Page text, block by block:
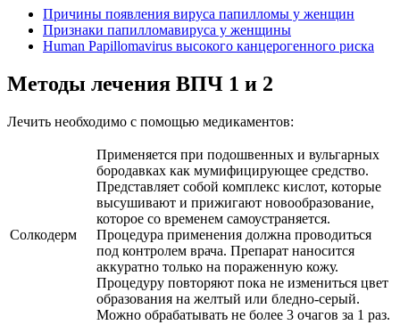
Причины появления вируса папилломы у женщин
Признаки папилломавируса у женщины
Human Papillomavirus высокого канцерогенного риска
Методы лечения ВПЧ 1 и 2
Лечить необходимо с помощью медикаментов:
Солкодерм
Применяется при подошвенных и вульгарных
бородавках как мумифицирующее средство.
Представляет собой комплекс кислот, которые
высушивают и прижигают новообразование,
которое со временем самоустраняется.
Процедура применения должна проводиться
под контролем врача. Препарат наносится
аккуратно только на пораженную кожу.
Процедуру повторяют пока не измениться цвет
образования на желтый или бледно-серый.
Можно обрабатывать не более 3 очагов за 1 раз.